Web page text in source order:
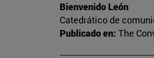
Bienvenido León
Catedrático de
Publicado en: The